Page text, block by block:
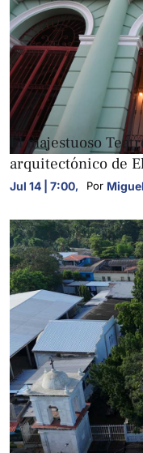
FOTOGALERÍAS
El majestuoso
arquitectónico de
Jul 14 | 7:00, Por
FOTOGALERÍAS